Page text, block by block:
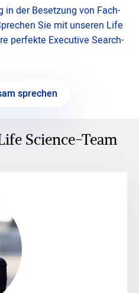
in der Besetzung von Fach-
Sie mit unseren Life
perfekte Executive Search-
sprechen
Science-Team